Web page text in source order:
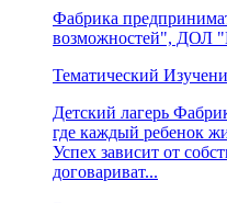
Фабрика
возможностей", ДОЛ
Тематический
Детский лагерь
где каждый ребенок
Успех зависит от
договариват...